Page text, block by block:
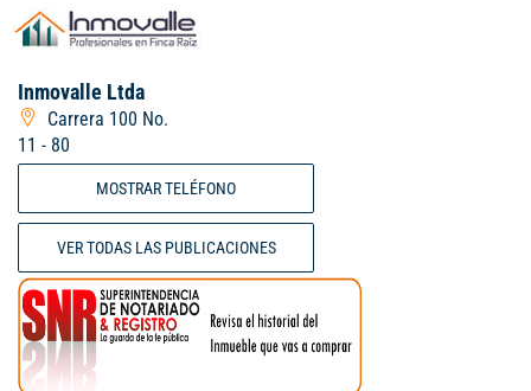
Inmovalle Ltda
Carrera 100 No.
11 - 80
MOSTRAR TELÉFONO
VER TODAS LAS PUBLICACIONES